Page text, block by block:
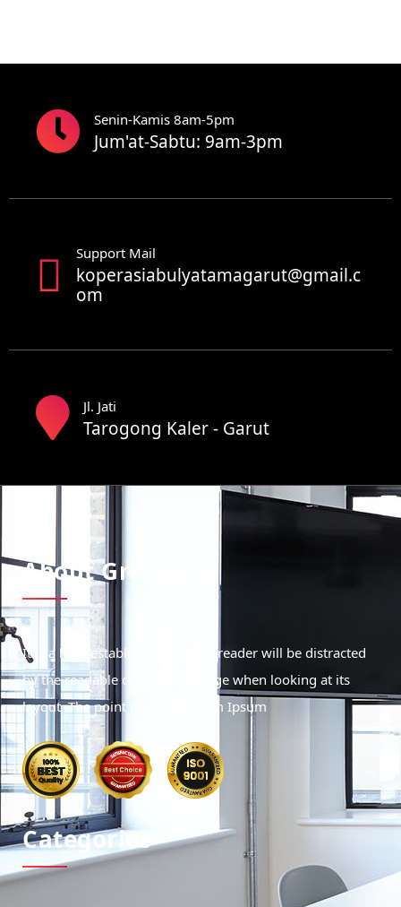
Senin-Kamis 8am-5pm
Jum'at-Sabtu: 9am-3pm
Support Mail
koperasiabulyatamagarut@gmail.c
om
Jl. Jati
Tarogong Kaler - Garut
About Gradiant
It is a long established fact that reader will be distracted
by the readable content of a page when looking at its
layout. The point of using Lorem Ipsum
Categories